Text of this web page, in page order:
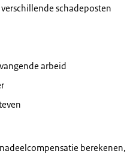
schadeposten
arbeid
berekenen,